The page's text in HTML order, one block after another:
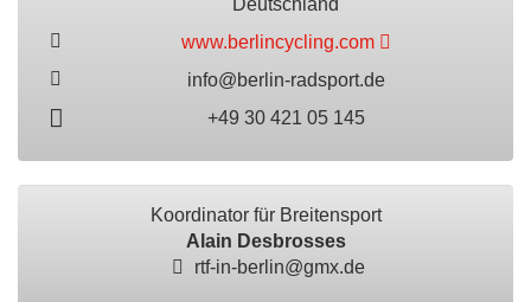
www.berlincycling.com
info@berlin-radsport.de
+49 30 421 05 145
Koordinator für Breitensport
Alain Desbrosses
rtf-in-berlin@gmx.de